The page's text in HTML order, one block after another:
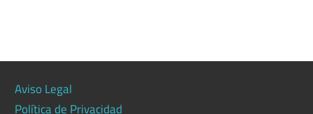
Aviso Legal
Política de Privacidad